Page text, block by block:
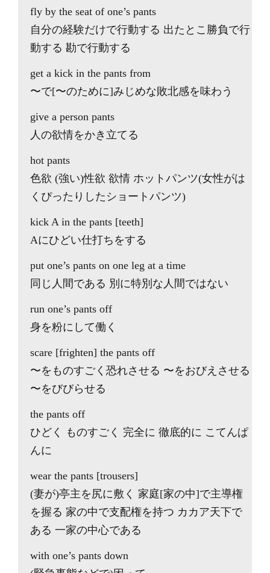
fly by the seat of one’s pants
自分の経験だけで行動する 出たとこ勝負で行
動する 勘で行動する
get a kick in the pants from
〜で[〜のために]みじめな敗北感を味わう
give a person pants
人の欲情をかき立てる
hot pants
色欲 (強い)性欲 欲情 ホットパンツ(女性がは
くぴったりしたショートパンツ)
kick A in the pants [teeth]
Aにひどい仕打ちをする
put one’s pants on one leg at a time
同じ人間である 別に特別な人間ではない
run one’s pants off
身を粉にして働く
scare [frighten] the pants off
〜をものすごく恐れさせる 〜をおびえさせる
〜をびびらせる
the pants off
ひどく ものすごく 完全に 徹底的に こてんぱ
んに
wear the pants [trousers]
(妻が)亭主を尻に敷く 家庭[家の中]で主導権
を握る 家の中で支配権を持つ カカア天下で
ある 一家の中心である
with one’s pants down